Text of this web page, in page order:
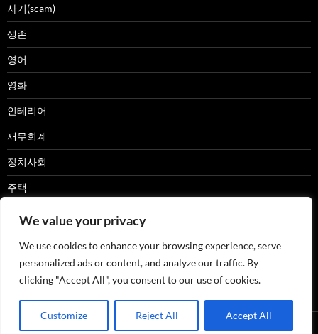
We value your privacy
We use cookies to enhance your browsing experience, serve
personalized ads or content, and analyze our traffic. By
clicking "Accept All", you consent to our use of cookies.
Customize Reject All Accept All
사기(scam)
생존
영어
영화
인테리어
재무회계
정치사회
주택
한글
Proudly powered by WordPress